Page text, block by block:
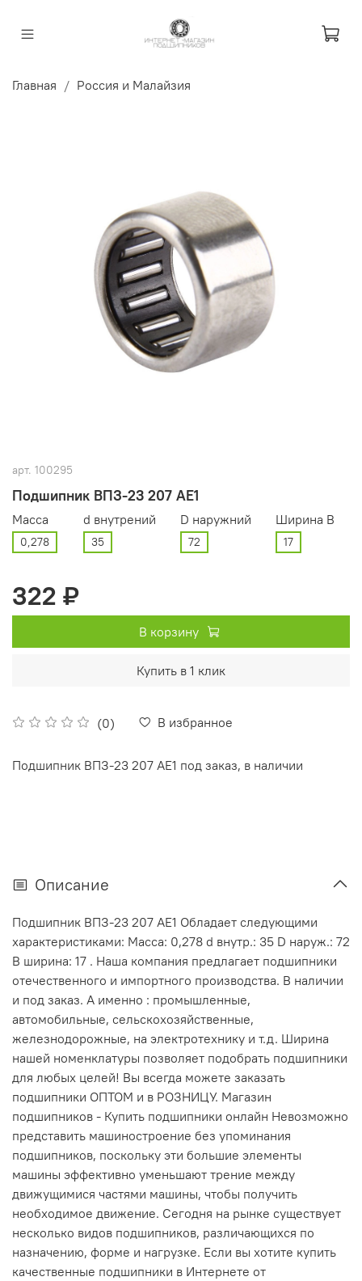
Главная Россия и Малайзия
арт. 100295
Подшипник ВПЗ-23 207 АЕ1
(0) В избранное
Масса
0,278
d внутрений
35
D наружний
72
Ширина В
17
322 ₽
В корзину
Купить в 1 клик
Подшипник ВПЗ-23 207 АЕ1 под заказ, в наличии
Описание
Подшипник ВПЗ-23 207 АЕ1 Обладает следующими
характеристиками: Масса: 0,278 d внутр.: 35 D наруж.: 72
В ширина: 17 . Наша компания предлагает подшипники
отечественного и импортного производства. В наличии
и под заказ. А именно : промышленные,
автомобильные, сельскохозяйственные,
железнодорожные, на электротехнику и т.д. Ширина
нашей номенклатуры позволяет подобрать подшипники
для любых целей! Вы всегда можете заказать
подшипники ОПТОМ и в РОЗНИЦУ. Магазин
подшипников - Купить подшипники онлайн Невозможно
представить машиностроение без упоминания
подшипников, поскольку эти большие элементы
машины эффективно уменьшают трение между
движущимися частями машины, чтобы получить
необходимое движение. Сегодня на рынке существует
несколько видов подшипников, различающихся по
назначению, форме и нагрузке. Если вы хотите купить
качественные подшипники в Интернете от